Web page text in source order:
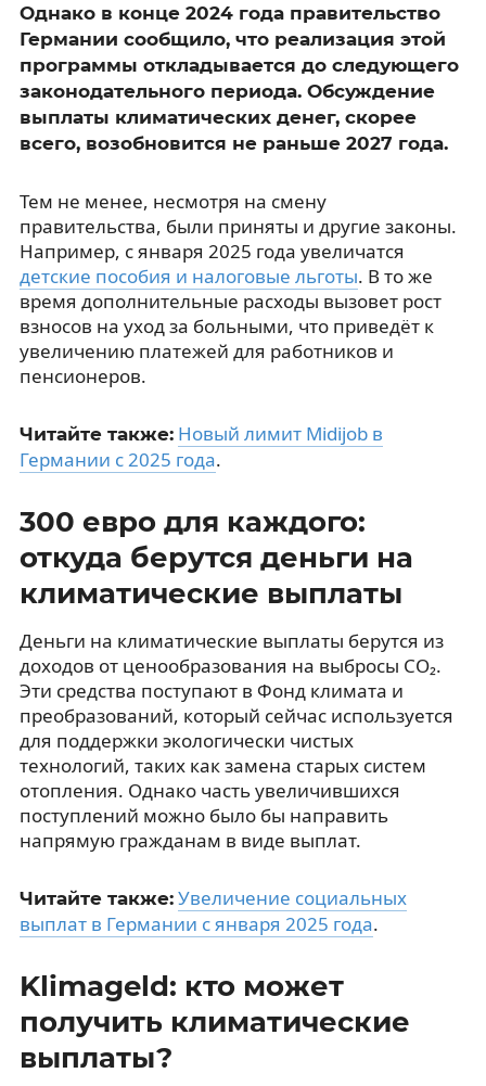
Однако в конце 2024 года правительство
Германии сообщило, что реализация этой
программы откладывается до следующего
законодательного периода. Обсуждение
выплаты климатических денег, скорее
всего, возобновится не раньше 2027 года.
Тем не менее, несмотря на смену
правительства, были приняты и другие законы.
Например, с января 2025 года увеличатся
детские пособия и налоговые льготы. В то же
время дополнительные расходы вызовет рост
взносов на уход за больными, что приведёт к
увеличению платежей для работников и
пенсионеров.
Читайте также: Новый лимит Midijob в
Германии с 2025 года.
300 евро для каждого:
откуда берутся деньги на
климатические выплаты
Деньги на климатические выплаты берутся из
доходов от ценообразования на выбросы CO₂.
Эти средства поступают в Фонд климата и
преобразований, который сейчас используется
для поддержки экологически чистых
технологий, таких как замена старых систем
отопления. Однако часть увеличившихся
поступлений можно было бы направить
напрямую гражданам в виде выплат.
Читайте также: Увеличение социальных
выплат в Германии с января 2025 года.
Klimageld: кто может
получить климатические
выплаты?